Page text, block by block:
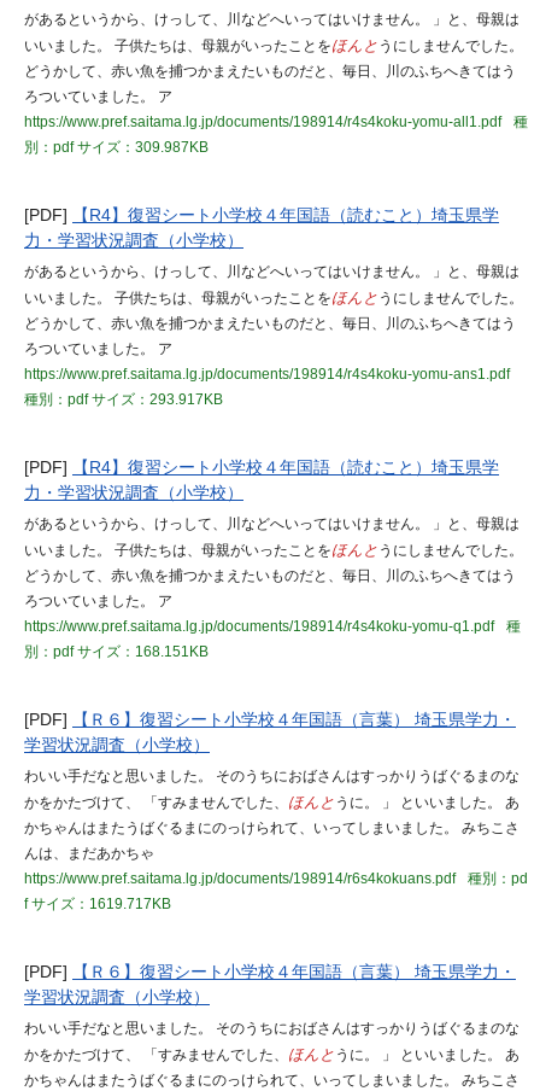
があるというから、けっして、川などへいってはいけません。 」と、母親は
いいました。 子供たちは、母親がいったことをほんと うにしませんでした。
どうかして、赤い魚を捕つかまえたいものだと、毎日、川のふちへきてはう
ろついていました。 ア
https://www.pref.saitama.lg.jp/documents/198914/r4s4koku-yomu-all1.pdf
種
別：pdfサイズ：309.987KB
[PDF]
【R4】復習シート小学校４年国語（読むこと）埼玉県学
力・学習状況調査（小学校）
があるというから、けっして、川などへいってはいけません。 」と、母親は
いいました。 子供たちは、母親がいったことをほんと うにしませんでした。
どうかして、赤い魚を捕つかまえたいものだと、毎日、川のふちへきてはう
ろついていました。 ア
https://www.pref.saitama.lg.jp/documents/198914/r4s4koku-yomu-ans1.pdf
種別：pdfサイズ：293.917KB
[PDF]
【R4】復習シート小学校４年国語（読むこと）埼玉県学
力・学習状況調査（小学校）
があるというから、けっして、川などへいってはいけません。 」と、母親は
いいました。 子供たちは、母親がいったことをほんと うにしませんでした。
どうかして、赤い魚を捕つかまえたいものだと、毎日、川のふちへきてはう
ろついていました。 ア
https://www.pref.saitama.lg.jp/documents/198914/r4s4koku-yomu-q1.pdf
種
別：pdfサイズ：168.151KB
[PDF]
【Ｒ６】復習シート小学校４年国語（言葉） 埼玉県学力・
学習状況調査（小学校）
わいい手だなと思いました。 そのうちにおばさんはすっかりうばぐるまのな
かをかたづけて、 「すみませんでした、 ほんと うに。 」 といいました。 あ
かちゃんはまたうばぐるまにのっけられて、いってしまいました。 みちこさ
んは、まだあかちゃ
https://www.pref.saitama.lg.jp/documents/198914/r6s4kokuans.pdf
種別：pd
fサイズ：1619.717KB
[PDF]
【Ｒ６】復習シート小学校４年国語（言葉） 埼玉県学力・
学習状況調査（小学校）
わいい手だなと思いました。 そのうちにおばさんはすっかりうばぐるまのな
かをかたづけて、 「すみませんでした、 ほんと うに。 」 といいました。 あ
かちゃんはまたうばぐるまにのっけられて、いってしまいました。 みちこさ